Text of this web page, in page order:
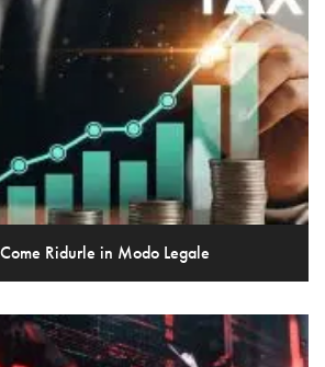
Ridurle in Modo Legale